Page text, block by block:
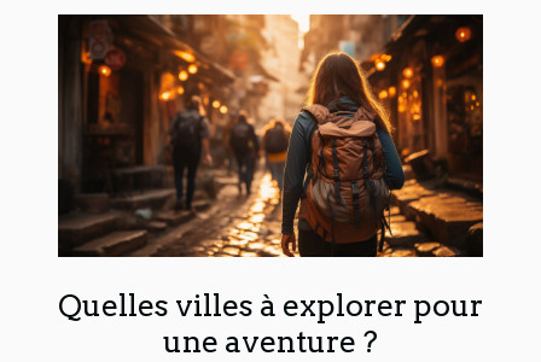
Quelles villes à explorer pour
une aventure ?